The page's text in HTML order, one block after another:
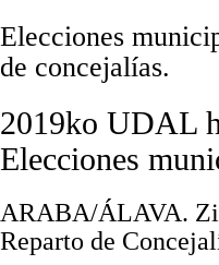
Elecciones
de concejalías.
2019ko UDAL
Elecciones
ARABA/ÁLAVA.
Reparto de